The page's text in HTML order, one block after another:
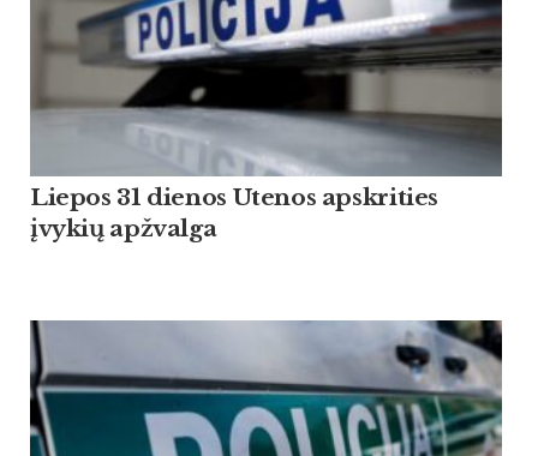
Liepos 31 dienos Utenos apskrities
įvykių apžvalga